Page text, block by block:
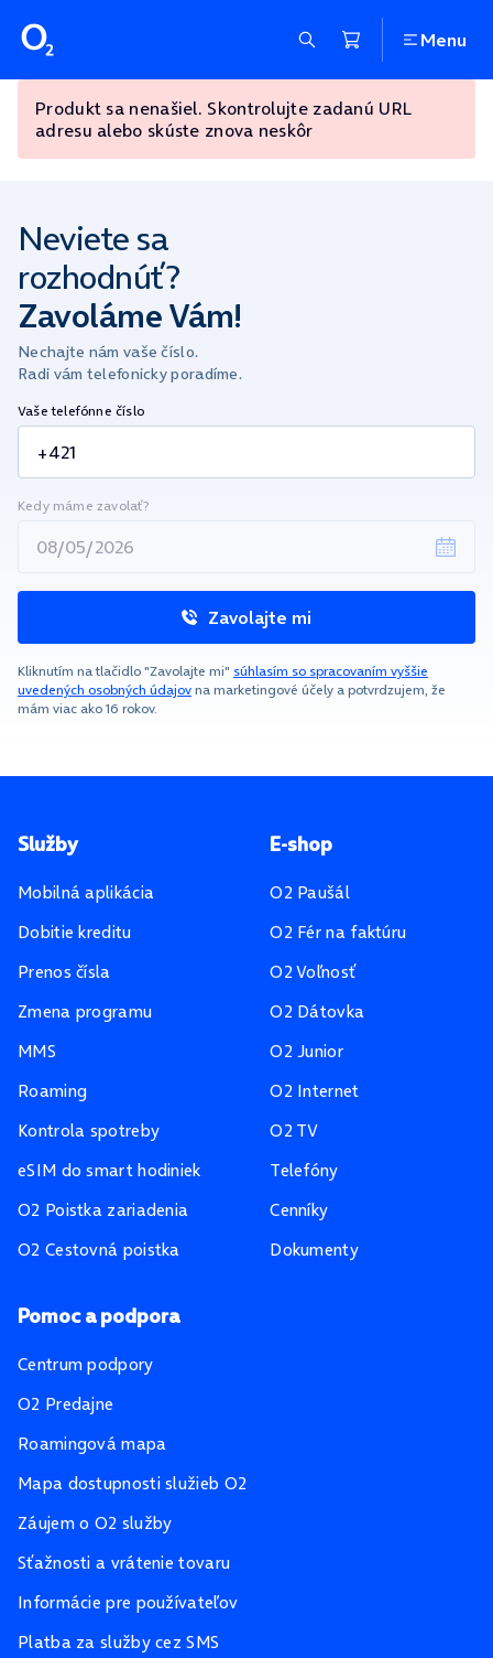
Menu
Produkt sa nenašiel. Skontrolujte zadanú URL
adresu alebo skúste znova neskôr
Neviete sa
rozhodnúť?
Zavoláme Vám!
Nechajte nám vaše číslo.
Radi vám telefonicky poradíme.
Vaše telefónne číslo
Kedy máme zavolať?
Zavolajte mi
Kliknutím na tlačidlo "Zavolajte mi" súhlasím so spracovaním vyššie
uvedených osobných údajovna marketingové účely a potvrdzujem, že
mám viac ako 16 rokov.
Pätička stránky
Služby
Mobilná aplikácia
Dobitie kreditu
Prenos čísla
Zmena programu
MMS
Roaming
Kontrola spotreby
eSIM do smart hodiniek
O2 Poistka zariadenia
O2 Cestovná poistka
E-shop
O2 Paušál
O2 Fér na faktúru
O2 Voľnosť
O2 Dátovka
O2 Junior
O2 Internet
O2 TV
Telefóny
Cenníky
Dokumenty
Pomoc a podpora
Centrum podpory
O2 Predajne
Roamingová mapa
Mapa dostupnosti služieb O2
Záujem o O2 služby
Sťažnosti a vrátenie tovaru
Informácie pre používateľov
Platba za služby cez SMS